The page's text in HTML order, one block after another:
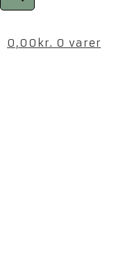
0,00 kr. 0 varer